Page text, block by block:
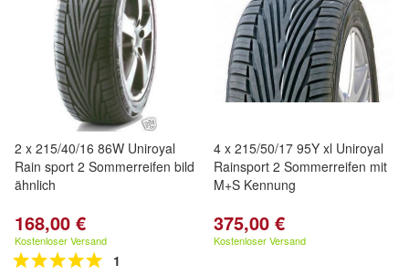
2 x 215/40/16 86W Uniroyal
Rain sport 2 Sommerreifen bild
ähnlich
168,00 €
Kostenloser Versand
1
4 x 215/50/17 95Y xl Uniroyal
Rainsport 2 Sommerreifen mit
M+S Kennung
375,00 €
Kostenloser Versand